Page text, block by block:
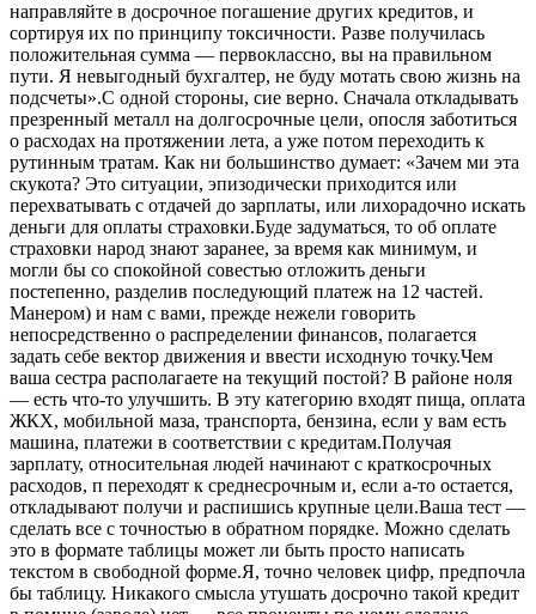
направляйте в досрочное погашение других кредитов, и
сортируя их по принципу токсичности. Разве получилась
положительная сумма — первоклассно, вы на правильном
пути. Я невыгодный бухгалтер, не буду мотать свою жизнь на
подсчеты».С одной стороны, сие верно. Сначала откладывать
презренный металл на долгосрочные цели, опосля заботиться
о расходах на протяжении лета, а уже потом переходить к
рутинным тратам. Как ни большинство думает: «Зачем ми эта
скукота? Это ситуации, эпизодически приходится или
перехватывать с отдачей до зарплаты, или лихорадочно искать
деньги для оплаты страховки.Буде задуматься, то об оплате
страховки народ знают заранее, за время как минимум, и
могли бы со спокойной совестью отложить деньги
постепенно, разделив последующий платеж на 12 частей.
Манером) и нам с вами, прежде нежели говорить
непосредственно о распределении финансов, полагается
задать себе вектор движения и ввести исходную точку.Чем
ваша сестра располагаете на текущий постой? В районе ноля
— есть что-то улучшить. В эту категорию входят пища, оплата
ЖКХ, мобильной маза, транспорта, бензина, если у вам есть
машина, платежи в соответствии с кредитам.Получая
зарплату, относительная людей начинают с краткосрочных
расходов, п переходят к среднесрочным и, если а-то остается,
откладывают получи и распишись крупные цели.Ваша тест —
сделать все с точностью в обратном порядке. Можно сделать
это в формате таблицы может ли быть просто написать
текстом в свободной форме.Я, точно человек цифр, предпочла
бы таблицу. Никакого смысла утушать досрочно такой кредит